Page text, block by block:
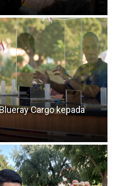
Cargo kepada